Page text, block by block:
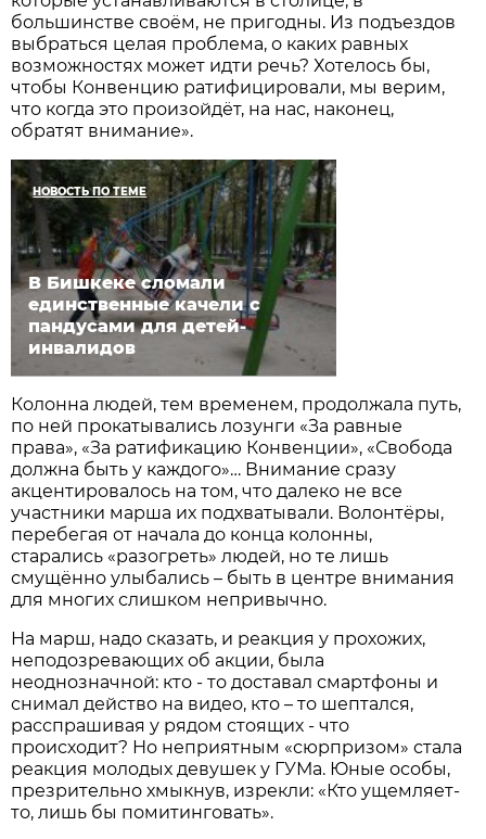
большинстве своём, не пригодны. Из подъездов
выбраться целая проблема, о каких равных
возможностях может идти речь? Хотелось бы,
чтобы Конвенцию ратифицировали, мы верим,
что когда это произойдёт, на нас, наконец,
обратят внимание».
НОВОСТЬ ПО ТЕМЕ
В Бишкеке сломали
единственные качели с
пандусами для детей-
инвалидов
Колонна людей, тем временем, продолжала путь,
по ней прокатывались лозунги «За равные
права», «За ратификацию Конвенции», «Свобода
должна быть у каждого»… Внимание сразу
акцентировалось на том, что далеко не все
участники марша их подхватывали. Волонтёры,
перебегая от начала до конца колонны,
старались «разогреть» людей, но те лишь
смущённо улыбались – быть в центре внимания
для многих слишком непривычно.
На марш, надо сказать, и реакция у прохожих,
неподозревающих об акции, была
неоднозначной: кто - то доставал смартфоны и
снимал действо на видео, кто – то шептался,
расспрашивая у рядом стоящих - что
происходит? Но неприятным «сюрпризом» стала
реакция молодых девушек у ГУМа. Юные особы,
презрительно хмыкнув, изрекли: «Кто ущемляет-
то, лишь бы помитинговать».